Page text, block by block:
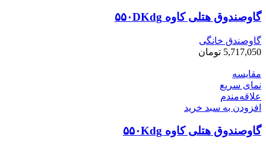
گاوصندوق هتلی کاوه ۵۵۰DKdg
گاوصندق خانگی
5,717,050 تومان
مقایسه
نمای سریع
علاقه‌مندم
افزودن به سبد خرید
گاوصندوق هتلی کاوه ۵۵۰Kdg